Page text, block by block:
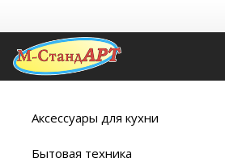
Аксессуары для кухни
Бытовая техника